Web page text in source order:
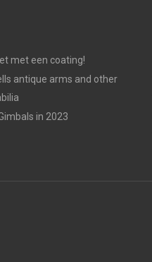
met een coating!
antique arms and other
in 2023